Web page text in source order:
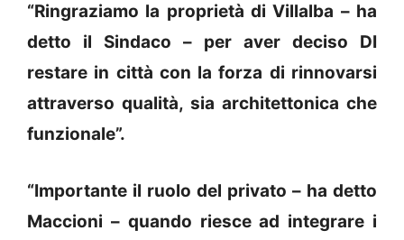
“Ringraziamo la proprietà di Villalba – ha
detto il Sindaco – per aver deciso DI
restare in città con la forza di rinnovarsi
attraverso qualità, sia architettonica che
funzionale”.
“Importante il ruolo del privato – ha detto
Maccioni – quando riesce ad integrare i